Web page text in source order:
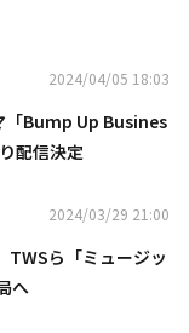
2024/04/05 18:03
「Bump Up Busines
配信決定
2024/03/29 21:00
TWSら「ミュージッ
へ